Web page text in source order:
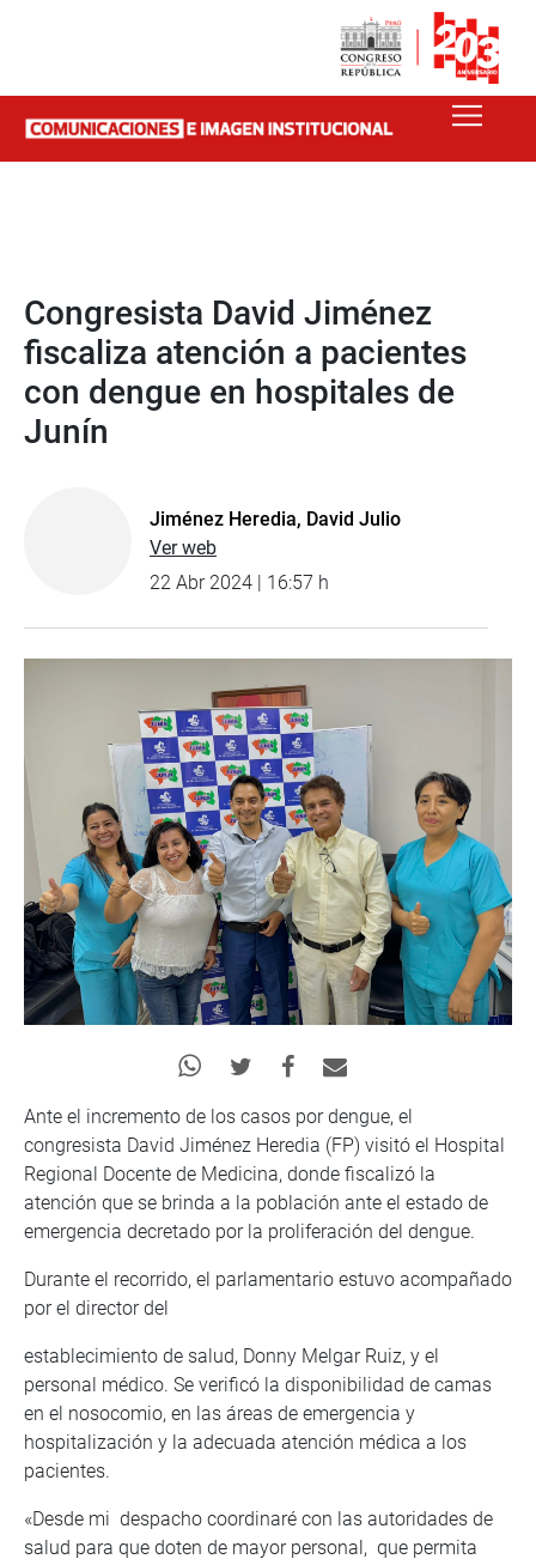
Congresista David Jiménez
fiscaliza atención a pacientes
con dengue en hospitales de
Junín
Jiménez Heredia, David Julio
Ver web
22 Abr 2024 | 16:57 h
Ante el incremento de los casos por dengue, el
congresista David Jiménez Heredia (FP) visitó el Hospital
Regional Docente de Medicina, donde fiscalizó la
atención que se brinda a la población ante el estado de
emergencia decretado por la proliferación del dengue.
Durante el recorrido, el parlamentario estuvo acompañado
por el director del
establecimiento de salud, Donny Melgar Ruiz, y el
personal médico. Se verificó la disponibilidad de camas
en el nosocomio, en las áreas de emergencia y
hospitalización y la adecuada atención médica a los
pacientes.
«Desde mi despacho coordinaré con las autoridades de
salud para que doten de mayor personal, que permita